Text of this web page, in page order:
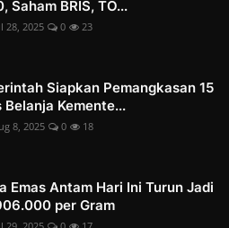
Saham BRIS, TO...
28, 2025 0 23
Siapkan Pemangkasan 15
Belanja Kemente...
8, 2025 0 18
Emas Antam Hari Ini Turun Jadi
per Gram